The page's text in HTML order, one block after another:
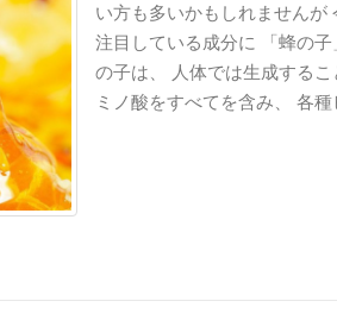
い方も多いかもしれませんが
注目している成分に 「蜂の
の子は、 人体では生成する
ミノ酸をすべてを含み、 各